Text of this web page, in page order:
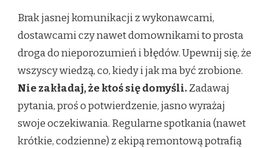
Brak jasnej komunikacji z wykonawcami,
dostawcami czy nawet domownikami to prosta
droga do nieporozumień i błędów. Upewnij się, że
wszyscy wiedzą, co, kiedy i jak ma być zrobione.
Nie zakładaj, że ktoś się domyśli.Zadawaj
pytania, proś o potwierdzenie, jasno wyrażaj
swoje oczekiwania. Regularne spotkania (nawet
krótkie, codzienne) z ekipą remontową potrafią